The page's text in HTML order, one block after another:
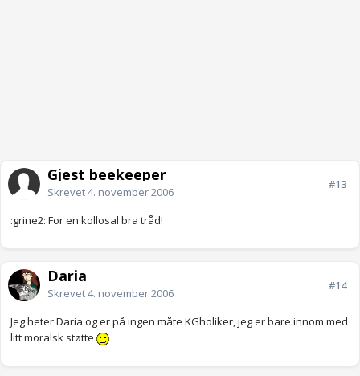
Gjest beekeeper
Skrevet4. november 2006
#13
:grine2: For en kollosal bra tråd!
Daria
Skrevet4. november 2006
#14
Jeg heter Daria og er på ingen måte KGholiker, jeg er bare innom med
litt moralsk støtte